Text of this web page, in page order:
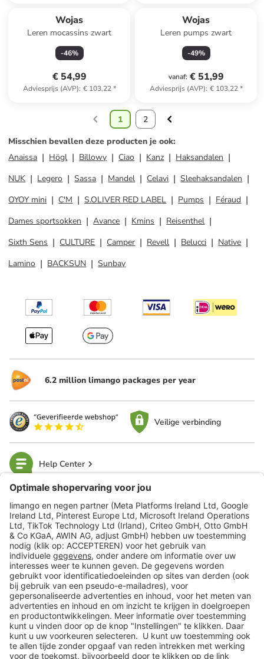
Wojas
Leren mocassins zwart
-46%
€ 54,99
Adviesprijs (AVP): € 103,22*
Wojas
Leren pumps zwart
-49%
vanaf: € 51,99
Adviesprijs (AVP): € 103,22*
1
2
Misschien bevallen deze producten je ook:
Anaissa
Högl Billowy Ciao Kanz
Haksandalen
NUK
Legero Sassa Mandel Celavi
Sleehaksandalen
OYOY mini
C'M S.OLIVER RED LABEL Pumps
Féraud
Dames sportsokken
Avance Kmins
Reisenthel
Sixth Sens
CULTURE Camper Revell Belucci
Native
Lamino
BACKSUN Sunbay
6.2 million limango packages per year
Veilige verbinding
Help Center
limango
Veilig winkelen
Klantenservice
Shop
Acties